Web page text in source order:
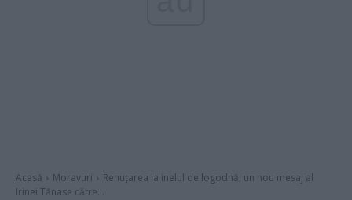
Acasă Moravuri
Renuțarea la inelul de logodnă, un nou mesaj al
Irinei Tănase către...